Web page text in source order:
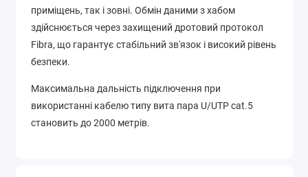
приміщень, так і зовні. Обмін даними з хабом
здійснюється через захищений дротовий протокол
Fibra, що гарантує стабільний зв'язок і високий рівень
безпеки.
Максимальна дальність підключення при
використанні кабелю типу вита пара U/UTP cat.5
становить до 2000 метрів.